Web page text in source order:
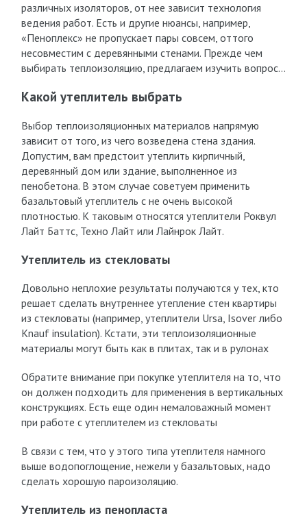
различных изоляторов, от нее зависит технология
ведения работ. Есть и другие нюансы, например,
«Пеноплекс» не пропускает пары совсем, оттого
несовместим с деревянными стенами. Прежде чем
выбирать теплоизоляцию, предлагаем изучить вопрос…
Какой утеплитель выбрать
Выбор теплоизоляционных материалов напрямую
зависит от того, из чего возведена стена здания.
Допустим, вам предстоит утеплить кирпичный,
деревянный дом или здание, выполненное из
пенобетона. В этом случае советуем применить
базальтовый утеплитель с не очень высокой
плотностью. К таковым относятся утеплители Роквул
Лайт Баттс, Техно Лайт или Лайнрок Лайт.
Утеплитель из стекловаты
Довольно неплохие результаты получаются у тех, кто
решает сделать внутреннее утепление стен квартиры
из стекловаты (например, утеплители Ursa, Isover либо
Knauf insulation). Кстати, эти теплоизоляционные
материалы могут быть как в плитах, так и в рулонах
Обратите внимание при покупке утеплителя на то, что
он должен подходить для применения в вертикальных
конструкциях. Есть еще один немаловажный момент
при работе с утеплителем из стекловаты
В связи с тем, что у этого типа утеплителя намного
выше водопоглощение, нежели у базальтовых, надо
сделать хорошую пароизоляцию.
Утеплитель из пенопласта